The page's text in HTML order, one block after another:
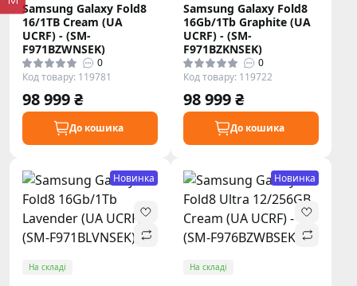
Samsung Galaxy Fold8
16/1TB Cream (UA
UCRF) - (SM-
F971BZWNSEK)
0
Код товару: 119781
98 999 ₴
До кошика
Samsung Galaxy Fold8
16Gb/1Tb Graphite (UA
UCRF) - (SM-
F971BZKNSEK)
0
Код товару: 119722
98 999 ₴
До кошика
Новинка
На складі
Новинка
На складі